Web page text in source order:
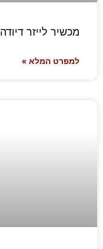
מכשיר לייזר דיודה Z54 PRO
למפרט המלא »